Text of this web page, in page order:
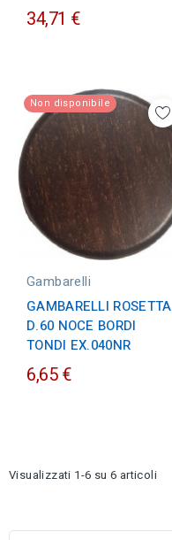
34,71 €
Non disponibile
Gambarelli
GAMBARELLI ROSETTA
D.60 NOCE BORDI
TONDI EX.040NR
6,65 €
Visualizzati 1-6 su 6 articoli